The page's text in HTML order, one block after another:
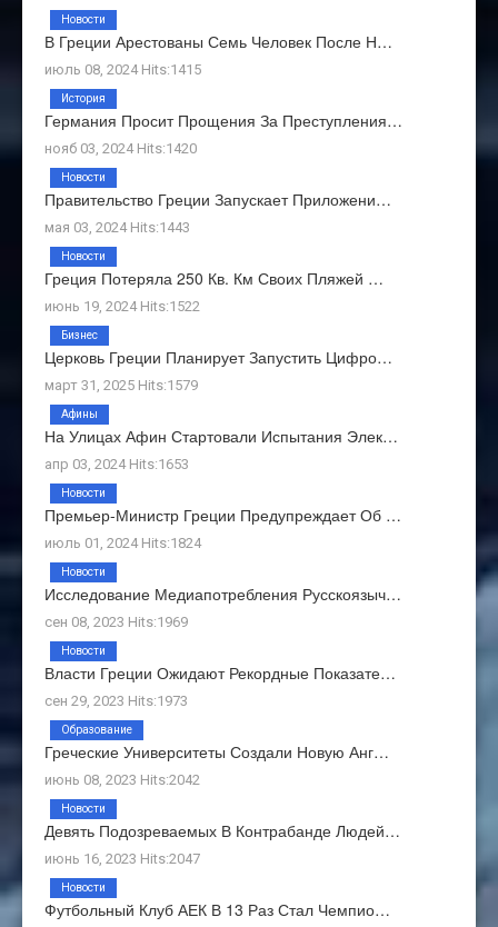
В Греции Арестованы Семь Человек После Н…
июль 08, 2024 Hits:1415
Новости
Германия Просит Прощения За Преступления…
нояб 03, 2024 Hits:1420
История
Правительство Греции Запускает Приложени…
мая 03, 2024 Hits:1443
Новости
Греция Потеряла 250 Кв. Км Своих Пляжей …
июнь 19, 2024 Hits:1522
Новости
Церковь Греции Планирует Запустить Цифро…
март 31, 2025 Hits:1579
Бизнес
На Улицах Афин Стартовали Испытания Элек…
апр 03, 2024 Hits:1653
Афины
Премьер-Министр Греции Предупреждает Об …
июль 01, 2024 Hits:1824
Новости
Исследование Медиапотребления Русскоязыч…
сен 08, 2023 Hits:1969
Новости
Власти Греции Ожидают Рекордные Показате…
сен 29, 2023 Hits:1973
Новости
Греческие Университеты Создали Новую Анг…
июнь 08, 2023 Hits:2042
Образование
Девять Подозреваемых В Контрабанде Людей…
июнь 16, 2023 Hits:2047
Новости
Футбольный Клуб АЕК В 13 Раз Стал Чемпио…
Новости